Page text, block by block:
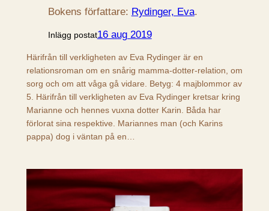
Bokens författare: Rydinger, Eva.
Inlägg postat16 aug 2019
Härifrån till verkligheten av Eva Rydinger är en
relationsroman om en snårig mamma-dotter-relation, om
sorg och om att våga gå vidare. Betyg: 4 majblommor av
5. Härifrån till verkligheten av Eva Rydinger kretsar kring
Marianne och hennes vuxna dotter Karin. Båda har
förlorat sina respektive. Mariannes man (och Karins
pappa) dog i väntan på en…